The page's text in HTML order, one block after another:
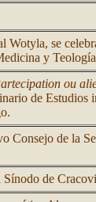
Wotyla, se
y
ou
de Estudios
Consejo de la
de